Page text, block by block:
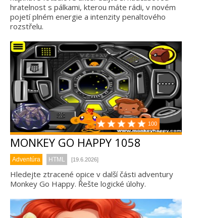
hratelnost s pálkami, kterou máte rádi, v novém
pojetí plném energie a intenzity penaltového
rozstřelu.
100
MONKEY GO HAPPY 1058
Adventúra HTML [19.6.2026]
Hledejte ztracené opice v další části adventury
Monkey Go Happy. Řešte logické úlohy.